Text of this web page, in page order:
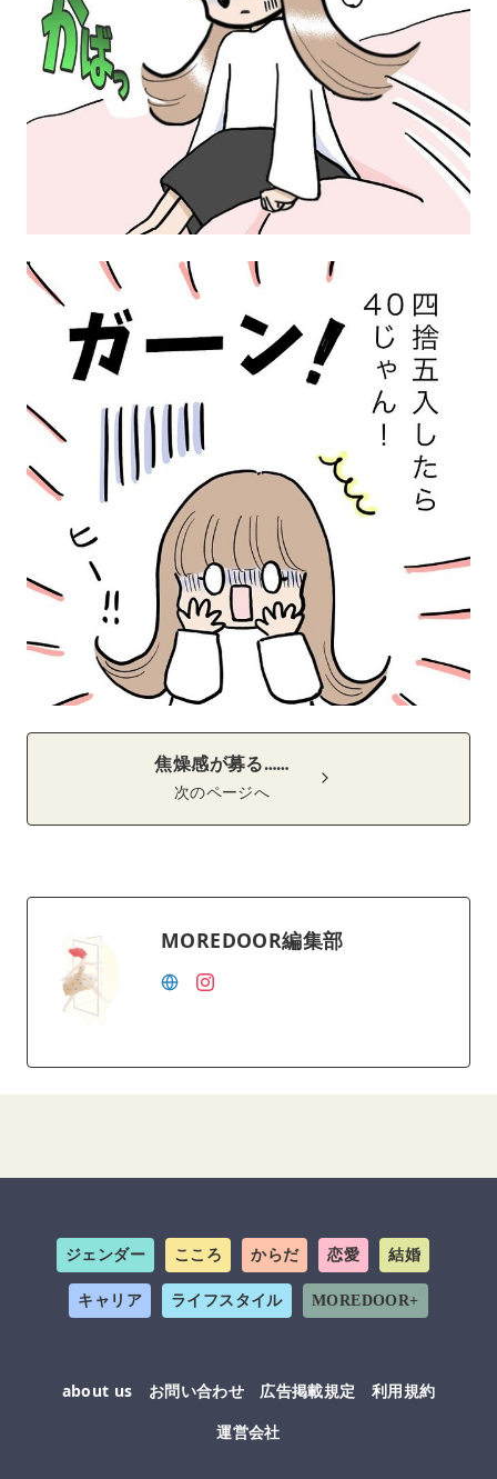
焦燥感が募る……
次のページへ
MOREDOOR編集部
ジェンダー こころ からだ 恋愛 結婚
キャリア ライフスタイル MOREDOOR+
about us お問い合わせ 広告掲載規定
利用規約
運営会社